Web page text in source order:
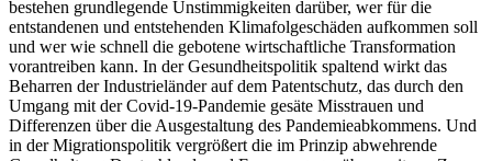
bestehen grundlegende Unstimmigkeiten darüber, wer für die
entstandenen und entstehenden Klimafolgeschäden aufkommen soll
und wer wie schnell die gebotene wirtschaftliche Transformation
vorantreiben kann. In der Gesundheitspolitik spaltend wirkt das
Beharren der Indus­trieländer auf dem Patentschutz, das durch den
Um­gang mit der Covid-19-Pandemie gesäte Misstrauen und
Differenzen über die Ausgestaltung des Pandemieabkommens. Und
in der Migrationspolitik ver­größert die im Prinzip abwehrende